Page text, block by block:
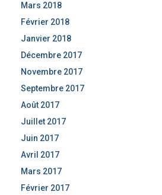
Mars 2018
Février 2018
Janvier 2018
Décembre 2017
Novembre 2017
Septembre 2017
Août 2017
Juillet 2017
Juin 2017
Avril 2017
Mars 2017
Février 2017